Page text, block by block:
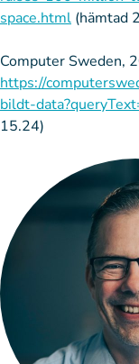
space.html (hämtad
Computer Sweden,
https://
bildt-
15.24)